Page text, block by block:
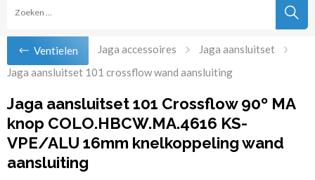
Ventielen Jaga accessoires
Jaga aansluitset
Jaga aansluitset 101 crossflow wand aansluiting
Jaga aansluitset 101 Crossflow 90º MA
knop COLO.HBCW.MA.4616 KS-
VPE/ALU 16mm knelkoppeling wand
aansluiting